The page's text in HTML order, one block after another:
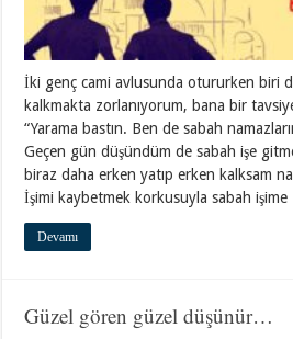
İki genç cami avlusunda otururken biri
kalkmakta zorlanıyorum, bana bir
“Yarama bastın. Ben de sabah
Geçen gün düşündüm de sabah işe
biraz daha erken yatıp erken kalksam
İşimi kaybetmek korkusuyla sabah işime
Devamı
Güzel gören güzel düşünür…